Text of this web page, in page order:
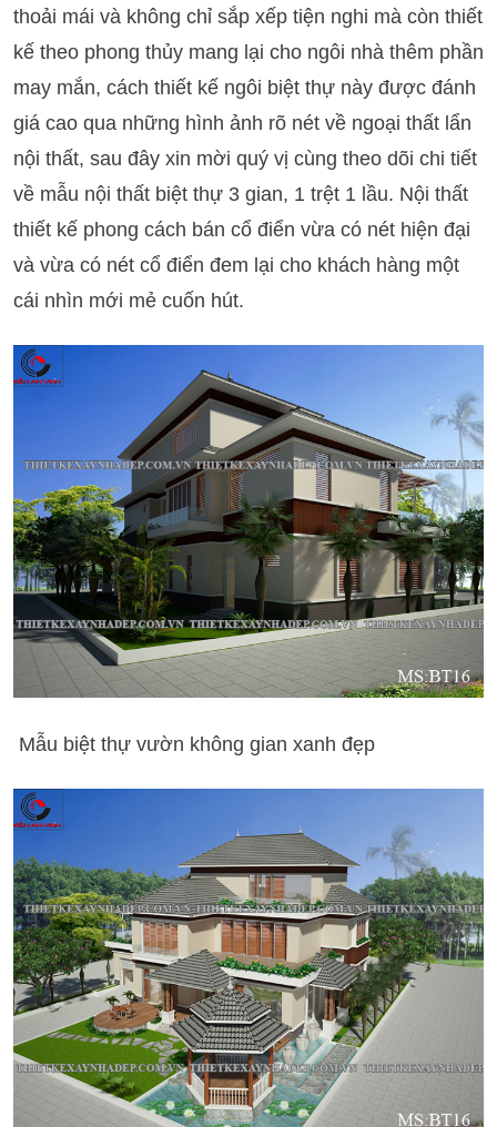
thoải mái và không chỉ sắp xếp tiện nghi mà còn thiết
kế theo phong thủy mang lại cho ngôi nhà thêm phần
may mắn, cách thiết kế ngôi biệt thự này được đánh
giá cao qua những hình ảnh rõ nét về ngoại thất lẩn
nội thất, sau đây xin mời quý vị cùng theo dõi chi tiết
về mẫu nội thất biệt thự 3 gian, 1 trệt 1 lầu. Nội thất
thiết kế phong cách bán cổ điển vừa có nét hiện đại
và vừa có nét cổ điển đem lại cho khách hàng một
cái nhìn mới mẻ cuốn hút.
Mẫu biệt thự vườn không gian xanh đẹp